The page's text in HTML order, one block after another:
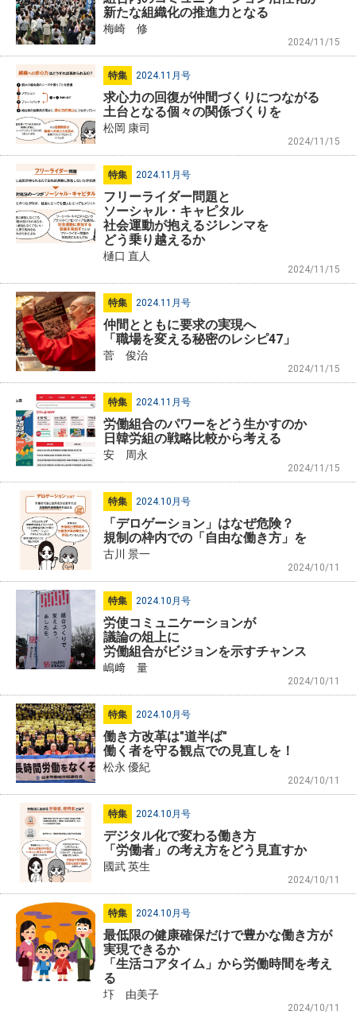
2024/11/15
新たな組織化の推進力となる
梅崎 修
特集 2024.11月号
2024/11/15
求心力の回復が仲間づくりにつながる
土台となる個々の関係づくりを
松岡 康司
特集 2024.11月号
2024/11/15
フリーライダー問題と
ソーシャル・キャピタル
社会運動が抱えるジレンマを
どう乗り越えるか
樋口 直人
特集 2024.11月号
2024/11/15
仲間とともに要求の実現へ
「職場を変える秘密のレシピ47」
菅 俊治
特集 2024.11月号
2024/11/15
労働組合のパワーをどう生かすのか
日韓労組の戦略比較から考える
安 周永
特集 2024.10月号
2024/10/11
「デロゲーション」はなぜ危険？
規制の枠内での「自由な働き方」を
古川 景一
特集 2024.10月号
2024/10/11
労使コミュニケーションが
議論の俎上に
労働組合がビジョンを示すチャンス
嶋﨑 量
特集 2024.10月号
2024/10/11
働き方改革は"道半ば"
働く者を守る観点での見直しを！
松永 優紀
特集 2024.10月号
2024/10/11
デジタル化で変わる働き方
「労働者」の考え方をどう見直すか
國武 英生
特集 2024.10月号
2024/10/11
最低限の健康確保だけで豊かな働き方が
実現できるか
「生活コアタイム」から労働時間を考え
る
圷 由美子